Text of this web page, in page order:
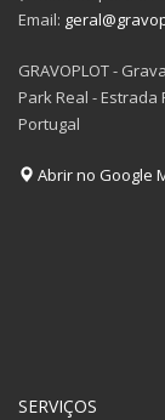
Email:
GRAVOPLOT -
Park Real - Estrada
Portugal
Abrir no Google
SERVIÇOS